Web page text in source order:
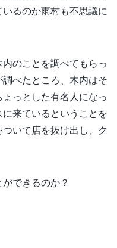
るのか雨村も不思議に
内のことを調べてもらっ
べたところ、木内はそ
っとした有名人になっ
来ているということを
いて店を抜け出し、ク
できるのか？